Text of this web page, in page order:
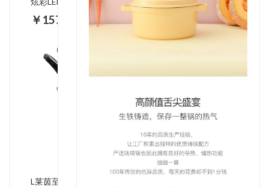
￥157.00
L莱茵至尊四宝 LY-TZ001-4